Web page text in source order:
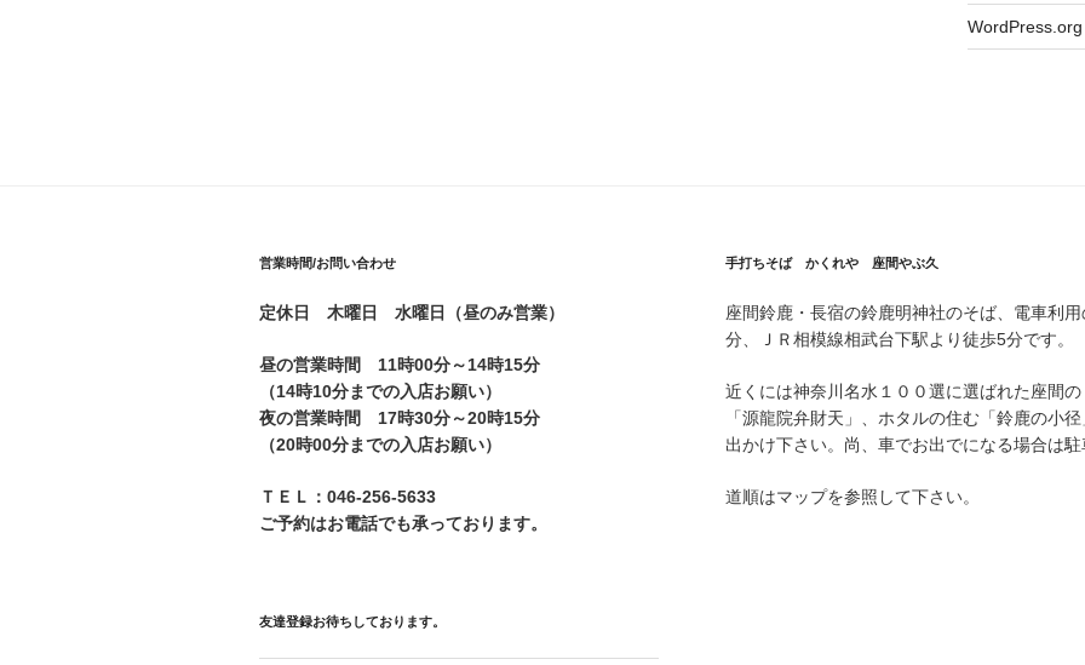
WordPress.org
営業時間/お問い合わせ
定休日 木曜日 水曜日（昼のみ営業）
昼の営業時間 11時00分～14時15分
（14時10分までの入店お願い）
夜の営業時間 17時30分～20時15分
（20時00分までの入店お願い）
ＴＥＬ：046-256-5633
ご予約はお電話でも承っております。
友達登録お待ちしております。
手打ちそば かくれや 座間やぶ久
座間鈴鹿・長宿の鈴鹿明神社のそば、電車利
分、ＪＲ相模線相武台下駅より徒歩5分です。
近くには神奈川名水１００選に選ばれた座間
「源龍院弁財天」、ホタルの住む「鈴鹿の小
出かけ下さい。尚、車でお出でになる場合は
道順はマップを参照して下さい。